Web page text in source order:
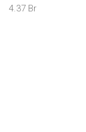
4.37 Br